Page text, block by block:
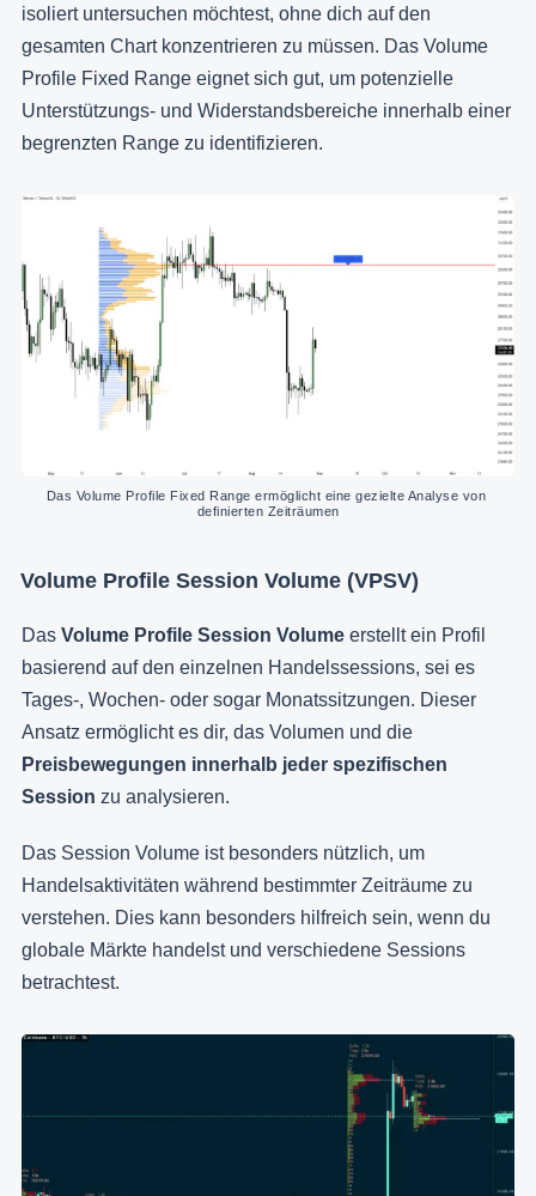
isoliert untersuchen möchtest, ohne dich auf den
gesamten Chart konzentrieren zu müssen. Das Volume
Profile Fixed Range eignet sich gut, um potenzielle
Unterstützungs- und Widerstandsbereiche innerhalb einer
begrenzten Range zu identifizieren.
Das Volume Profile Fixed Range ermöglicht eine gezielte Analyse von
definierten Zeiträumen
Volume Profile Session Volume (VPSV)
Das Volume Profile Session Volume erstellt ein Profil
basierend auf den einzelnen Handelssessions, sei es
Tages-, Wochen- oder sogar Monatssitzungen. Dieser
Ansatz ermöglicht es dir, das Volumen und die
Preisbewegungen innerhalb jeder spezifischen
Session zu analysieren.
Das Session Volume ist besonders nützlich, um
Handelsaktivitäten während bestimmter Zeiträume zu
verstehen. Dies kann besonders hilfreich sein, wenn du
globale Märkte handelst und verschiedene Sessions
betrachtest.